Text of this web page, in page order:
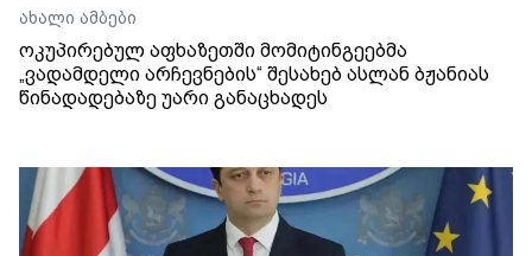
ახალი ამბები
ოკუპირებულ აფხაზეთში მომიტინგეებმა
„ვადამდელი არჩევნების“ შესახებ ასლან ბჟანიას
წინადადებაზე უარი განაცხადეს